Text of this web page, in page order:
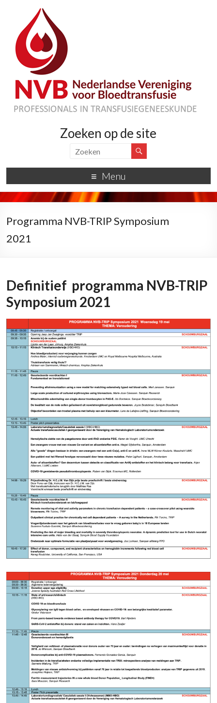
Zoeken op de site
Menu
Programma NVB-TRIP Symposium
2021
Definitief programma NVB-TRIP
Symposium 2021